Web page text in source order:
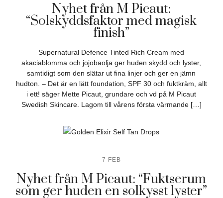
Nyhet från M Picaut:
“Solskyddsfaktor med magisk
finish”
Supernatural Defence Tinted Rich Cream med
akaciablomma och jojobaolja ger huden skydd och lyster,
samtidigt som den slätar ut fina linjer och ger en jämn
hudton. – Det är en lätt foundation, SPF 30 och fuktkräm, allt
i ett! säger Mette Picaut, grundare och vd på M Picaut
Swedish Skincare. Lagom till vårens första värmande […]
7 FEB
Nyhet från M Picaut: “Fuktserum
som ger huden en solkysst lyster”